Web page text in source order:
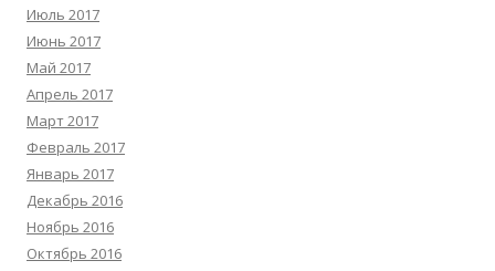
Июль 2017
Июнь 2017
Май 2017
Апрель 2017
Март 2017
Февраль 2017
Январь 2017
Декабрь 2016
Ноябрь 2016
Октябрь 2016